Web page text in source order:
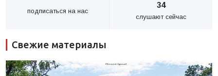
подписаться на нас
34
слушают сейчас
Свежие материалы